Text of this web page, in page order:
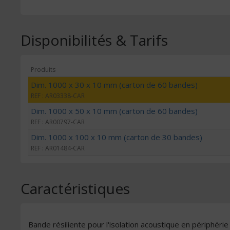
Disponibilités & Tarifs
Produits
Dim. 1000 x 30 x 10 mm (carton de 60 bandes)
REF : AR03338-CAR
Dim. 1000 x 50 x 10 mm (carton de 60 bandes)
REF : AR00797-CAR
Dim. 1000 x 100 x 10 mm (carton de 30 bandes)
REF : AR01484-CAR
Caractéristiques
Bande résiliente pour l'isolation acoustique en